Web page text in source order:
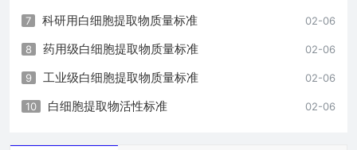
02-06
7 科研用白细胞提取物质量标准
02-06
8 药用级白细胞提取物质量标准
02-06
9 工业级白细胞提取物质量标准
02-06
10 白细胞提取物活性标准